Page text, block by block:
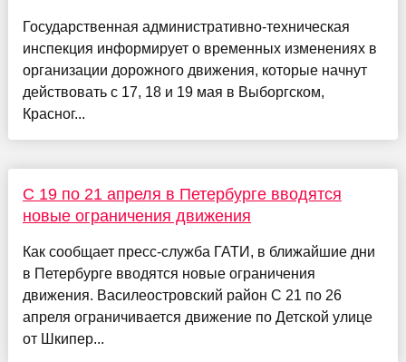
Государственная административно-техническая
инспекция информирует о временных изменениях в
организации дорожного движения, которые начнут
действовать с 17, 18 и 19 мая в Выборгском,
Красног...
С 19 по 21 апреля в Петербурге вводятся
новые ограничения движения
Как сообщает пресс-служба ГАТИ, в ближайшие дни
в Петербурге вводятся новые ограничения
движения. Василеостровский район С 21 по 26
апреля ограничивается движение по Детской улице
от Шкипер...